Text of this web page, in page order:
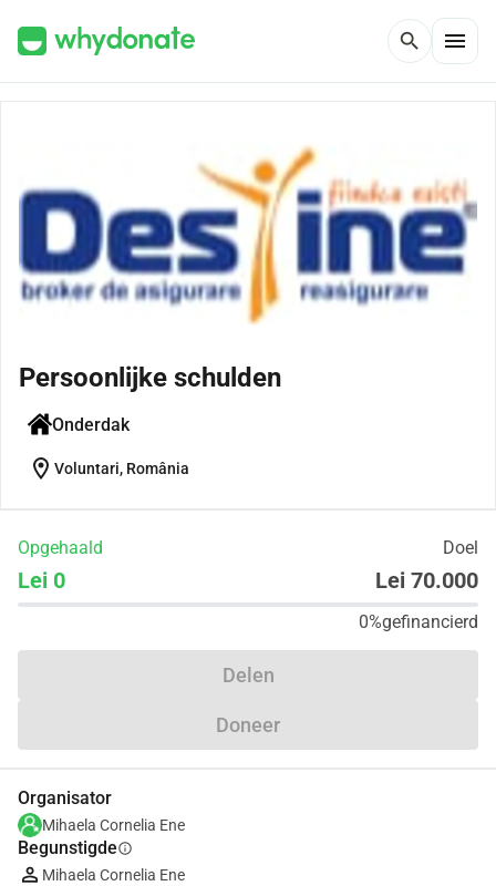
search menu
Persoonlijke schulden
Onderdak
location_on Voluntari, România
Opgehaald Doel
Lei 0 Lei 70.000
0%gefinancierd
Delen
Doneer
Organisator
Mihaela Cornelia Ene
Begunstigdeinfo
Mihaela Cornelia Ene